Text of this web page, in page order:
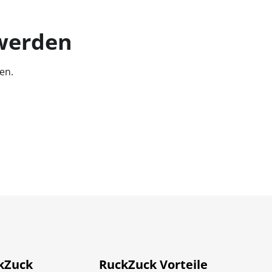
RuckZuck Vorteile